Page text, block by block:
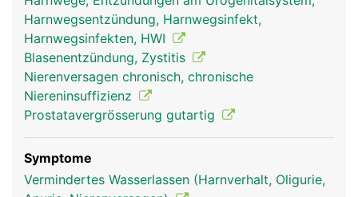
Harnwegsentzündung, Harnwegsinfekt,
Harnwegsinfekten, HWI
Blasenentzündung, Zystitis
Nierenversagen chronisch, chronische
Niereninsuffizienz
Prostatavergrösserung gutartig
Symptome
Vermindertes Wasserlassen (Harnverhalt, Oligurie,